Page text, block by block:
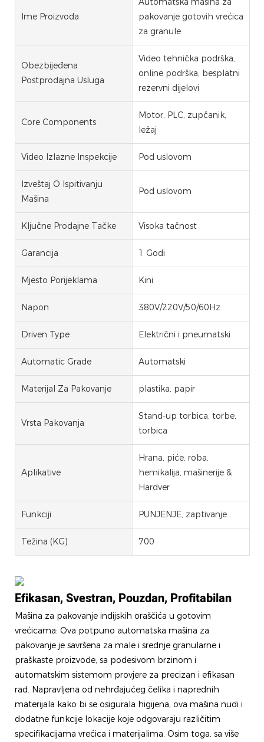
Ime Proizvoda
pakovanje gotovih vrećica
za granule
Obezbijeđena
Postprodajna Usluga
Video tehnička podrška,
online podrška, besplatni
rezervni dijelovi
Core Components
Motor, PLC, zupčanik,
ležaj
Video Izlazne Inspekcije Pod uslovom
Izveštaj O Ispitivanju
Mašina
Pod uslovom
Ključne Prodajne Tačke Visoka tačnost
Garancija 1 Godi
Mjesto Porijeklama Kini
Napon 380V/220V/50/60Hz
Driven Type Električni i pneumatski
Automatic Grade Automatski
Materijal Za Pakovanje plastika, papir
Vrsta Pakovanja
Stand-up torbica, torbe,
torbica
Aplikative
Hrana, piće, roba,
hemikalija, mašinerije &
Hardver
Funkciji PUNJENJE, zaptivanje
Težina (KG) 700
Efikasan, Svestran, Pouzdan, Profitabilan
Mašina za pakovanje indijskih oraščića u gotovim
vrećicama: Ova potpuno automatska mašina za
pakovanje je savršena za male i srednje granularne i
praškaste proizvode, sa podesivom brzinom i
automatskim sistemom provjere za precizan i efikasan
rad. Napravljena od nehrđajućeg čelika i naprednih
materijala kako bi se osigurala higijena, ova mašina nudi i
dodatne funkcije lokacije koje odgovaraju različitim
specifikacijama vrećica i materijalima. Osim toga, sa više